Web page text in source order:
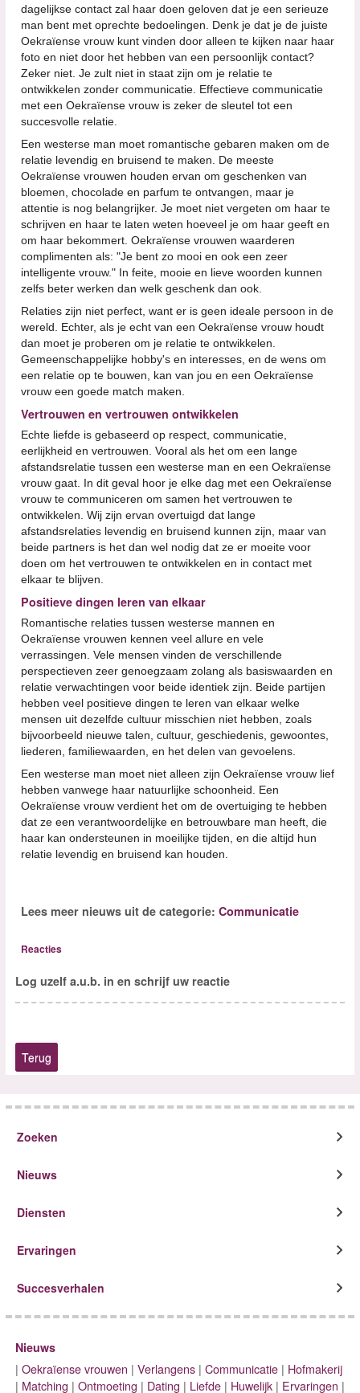
dagelijkse contact zal haar doen geloven dat je een serieuze
man bent met oprechte bedoelingen. Denk je dat je de juiste
Oekraïense vrouw kunt vinden door alleen te kijken naar haar
foto en niet door het hebben van een persoonlijk contact?
Zeker niet. Je zult niet in staat zijn om je relatie te
ontwikkelen zonder communicatie. Effectieve communicatie
met een Oekraïense vrouw is zeker de sleutel tot een
succesvolle relatie.
Een westerse man moet romantische gebaren maken om de
relatie levendig en bruisend te maken. De meeste
Oekraïense vrouwen houden ervan om geschenken van
bloemen, chocolade en parfum te ontvangen, maar je
attentie is nog belangrijker. Je moet niet vergeten om haar te
schrijven en haar te laten weten hoeveel je om haar geeft en
om haar bekommert. Oekraïense vrouwen waarderen
complimenten als: "Je bent zo mooi en ook een zeer
intelligente vrouw." In feite, mooie en lieve woorden kunnen
zelfs beter werken dan welk geschenk dan ook.
Relaties zijn niet perfect, want er is geen ideale persoon in de
wereld. Echter, als je echt van een Oekraïense vrouw houdt
dan moet je proberen om je relatie te ontwikkelen.
Gemeenschappelijke hobby's en interesses, en de wens om
een relatie op te bouwen, kan van jou en een Oekraïense
vrouw een goede match maken.
Vertrouwen en vertrouwen ontwikkelen
Echte liefde is gebaseerd op respect, communicatie,
eerlijkheid en vertrouwen. Vooral als het om een lange
afstandsrelatie tussen een westerse man en een Oekraïense
vrouw gaat. In dit geval hoor je elke dag met een Oekraïense
vrouw te communiceren om samen het vertrouwen te
ontwikkelen. Wij zijn ervan overtuigd dat lange
afstandsrelaties levendig en bruisend kunnen zijn, maar van
beide partners is het dan wel nodig dat ze er moeite voor
doen om het vertrouwen te ontwikkelen en in contact met
elkaar te blijven.
Positieve dingen leren van elkaar
Romantische relaties tussen westerse mannen en
Oekraïense vrouwen kennen veel allure en vele
verrassingen. Vele mensen vinden de verschillende
perspectieven zeer genoegzaam zolang als basiswaarden en
relatie verwachtingen voor beide identiek zijn. Beide partijen
hebben veel positieve dingen te leren van elkaar welke
mensen uit dezelfde cultuur misschien niet hebben, zoals
bijvoorbeeld nieuwe talen, cultuur, geschiedenis, gewoontes,
liederen, familiewaarden, en het delen van gevoelens.
Een westerse man moet niet alleen zijn Oekraïense vrouw lief
hebben vanwege haar natuurlijke schoonheid. Een
Oekraïense vrouw verdient het om de overtuiging te hebben
dat ze een verantwoordelijke en betrouwbare man heeft, die
haar kan ondersteunen in moeilijke tijden, en die altijd hun
relatie levendig en bruisend kan houden.
Lees meer nieuws uit de categorie: Communicatie
Reacties
Log uzelf a.u.b. in en schrijf uw reactie
Terug
Zoeken
Nieuws
Diensten
Ervaringen
Succesverhalen
Nieuws
| Oekraïense vrouwen | Verlangens| Communicatie| Hofmakerij
| Matching | Ontmoeting | Dating | Liefde| Huwelijk| Ervaringen |